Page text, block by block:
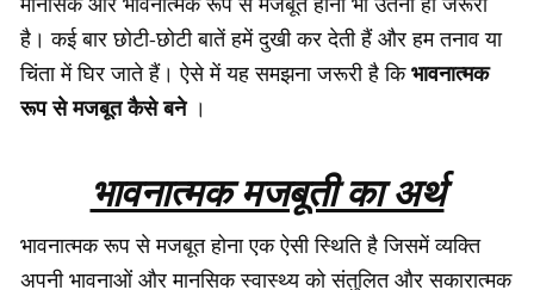
है। कई बार छोटी-छोटी बातें हमें दुखी कर देती हैं और हम तनाव या
चिंता में घिर जाते हैं। ऐसे में यह समझना जरूरी है किभावनात्मक
रूप से मजबूत कैसे बने ।
भावनात्मक मजबूती का अर्थ
भावनात्मक रूप से मजबूत होना एक ऐसी स्थिति है जिसमें व्यक्ति
अपनी भावनाओं और मानसिक स्वास्थ्य को संतुलित और सकारात्मक